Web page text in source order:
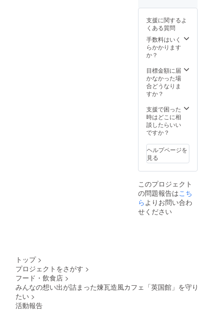
出身の
挿画
家・松
本浦氏
の「英
国館」
スト
カード
に。 ※
れたい
場合は
「リ
ターン
択」の
画面の
「上乗
せ支援
しよ
う」で
増額が
できま
す。
付時か
間有効
です）
・英国
館ポス
トカー
い深い
建築や
街並み
を描い
室蘭出
身の挿
画家・
松本浦
「英国
館」ス
ケッチ
をポス
ドに。
※支援を
増額さ
れたい
場合は
しよ
う」で
支援に関するよ
くある質問
手数料はいく
らかかります
か？
目標金額に届
かなかった場
合どうなりま
すか？
支援で困った
時はどこに相
談したらいい
ですか？
ヘルプページを
見る
このプロジェクト
の問題報告はこち
らよりお問い合わ
せください
トップ >
プロジェクトをさがす >
フード・飲食店 >
みんなの想い出が詰まった煉瓦造風カフェ「英国館」を守り
たい >
活動報告